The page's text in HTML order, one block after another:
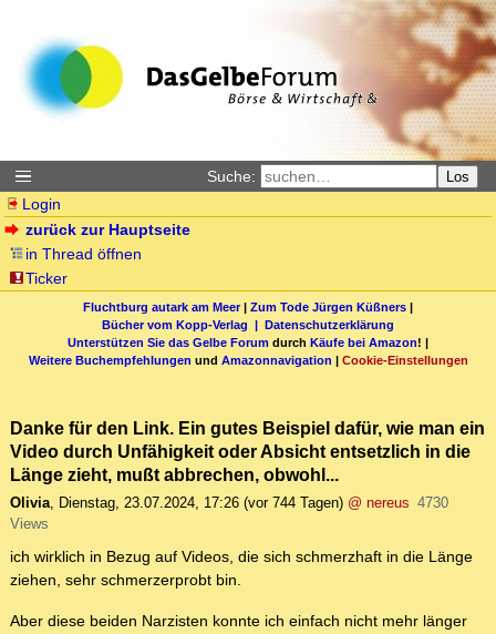
Suche: Los
Login
zurück zur Hauptseite
in Thread öffnen
Ticker
Fluchtburg autark am Meer| Zum Tode Jürgen Küßners |
Bücher vom Kopp-Verlag | Datenschutzerklärung
Unterstützen Sie das Gelbe Forum durch Käufe bei Amazon! |
Weitere Buchempfehlungen und Amazonnavigation | Cookie-Einstellungen
Danke für den Link. Ein gutes Beispiel dafür, wie man ein
Video durch Unfähigkeit oder Absicht entsetzlich in die
Länge zieht, mußt abbrechen, obwohl...
Olivia, Dienstag, 23.07.2024, 17:26 (vor 744 Tagen) @ nereus 4730
Views
ich wirklich in Bezug auf Videos, die sich schmerzhaft in die Länge
ziehen, sehr schmerzerprobt bin.
Aber diese beiden Narzisten konnte ich einfach nicht mehr länger